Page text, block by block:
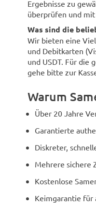
Ergebnisse zu
überprüfen und mit
Was sind die
Wir bieten eine
und Debitkarten
und USDT. Für die
gehe bitte zur
Warum
Über 20 Jahre
Garantierte
Diskreter,
Mehrere sichere
Kostenlose
Keimgarantie für